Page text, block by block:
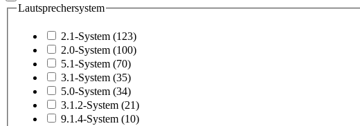
Lautsprechersystem
2.1-System (123)
2.0-System (100)
5.1-System (70)
3.1-System (35)
5.0-System (34)
3.1.2-System (21)
9.1.4-System (10)